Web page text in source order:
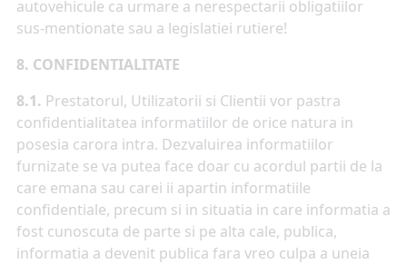
autovehicule ca urmare a nerespectarii obligatiilor
sus-mentionate sau a legislatiei rutiere!
8. CONFIDENTIALITATE
8.1. Prestatorul, Utilizatorii si Clientii vor pastra
confidentialitatea informatiilor de orice natura in
posesia carora intra. Dezvaluirea informatiilor
furnizate se va putea face doar cu acordul partii de la
care emana sau carei ii apartin informatiile
confidentiale, precum si in situatia in care informatia a
fost cunoscuta de parte si pe alta cale, publica,
informatia a devenit publica fara vreo culpa a uneia